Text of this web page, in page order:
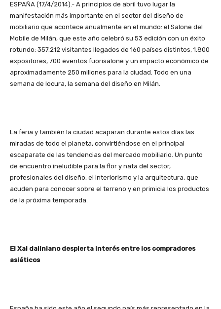
ESPAÑA (17/4/2014).- A principios de abril tuvo lugar la
manifestación más importante en el sector del diseño de
mobiliario que acontece anualmente en el mundo: el Salone del
Mobile de Milán, que este año celebró su 53 edición con un éxito
rotundo: 357.212 visitantes llegados de 160 países distintos, 1.800
expositores, 700 eventos fuorisalone y un impacto económico de
aproximadamente 250 millones para la ciudad. Todo en una
semana de locura, la semana del diseño en Milán.
La feria y también la ciudad acaparan durante estos días las
miradas de todo el planeta, convirtiéndose en el principal
escaparate de las tendencias del mercado mobiliario. Un punto
de encuentro ineludible para la flor y nata del sector,
profesionales del diseño, el interiorismo y la arquitectura, que
acuden para conocer sobre el terreno y en primicia los productos
de la próxima temporada.
El Xai daliniano despierta interés entre los compradores
asiáticos